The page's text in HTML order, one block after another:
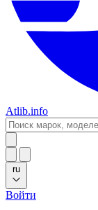
Atlib.info
ru
Войти